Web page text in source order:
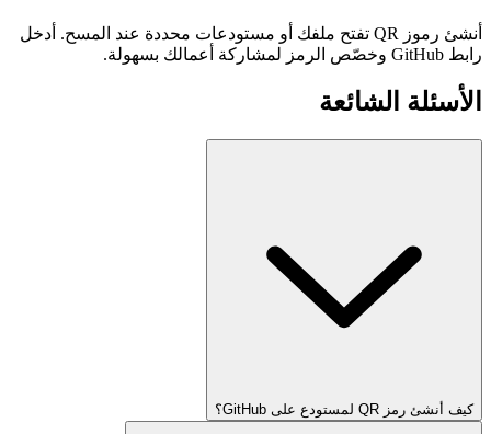
أنشئ رموز QR تفتح ملفك أو مستودعات محددة عند المسح. أدخل
رابط GitHub وخصّص الرمز لمشاركة أعمالك بسهولة.
الأسئلة الشائعة
كيف أنشئ رمز QR لمستودع على GitHub؟